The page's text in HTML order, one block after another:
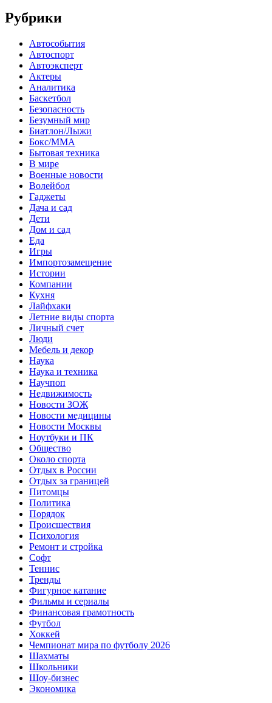
Рубрики
Автособытия
Автоспорт
Автоэксперт
Актеры
Аналитика
Баскетбол
Безопасность
Безумный мир
Биатлон/Лыжи
Бокс/MMA
Бытовая техника
В мире
Военные новости
Волейбол
Гаджеты
Дача и сад
Дети
Дом и сад
Еда
Игры
Импортозамещение
Истории
Компании
Кухня
Лайфхаки
Летние виды спорта
Личный счет
Люди
Мебель и декор
Наука
Наука и техника
Научпоп
Недвижимость
Новости ЗОЖ
Новости медицины
Новости Москвы
Ноутбуки и ПК
Общество
Около спорта
Отдых в России
Отдых за границей
Питомцы
Политика
Порядок
Происшествия
Психология
Ремонт и стройка
Софт
Теннис
Тренды
Фигурное катание
Фильмы и сериалы
Финансовая грамотность
Футбол
Хоккей
Чемпионат мира по футболу 2026
Шахматы
Школьники
Шоу-бизнес
Экономика